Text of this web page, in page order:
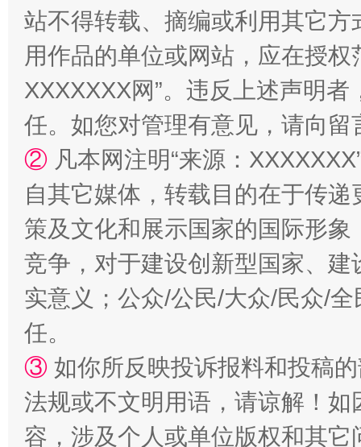
阿坝州三大球赛在茂县开幕 规模
国家大学科技园优化重塑工作
站不得转载、摘编或利用其它
用作品的单位或网站，应在授
XXXXXXX网”。违反上述声明
任。如您对管理有意见，请向
② 凡本网注明“来源：
自其它媒体，转载目的在于传
策及文化和展示国家的国际形
竞争，对于建设创新型国家、
实意义；公众/公民/大众/民众/
任。
③ 如你所反映投诉报料和投稿
法规或不文明用语，请谅解！
容，涉及个人或单位版权和其它